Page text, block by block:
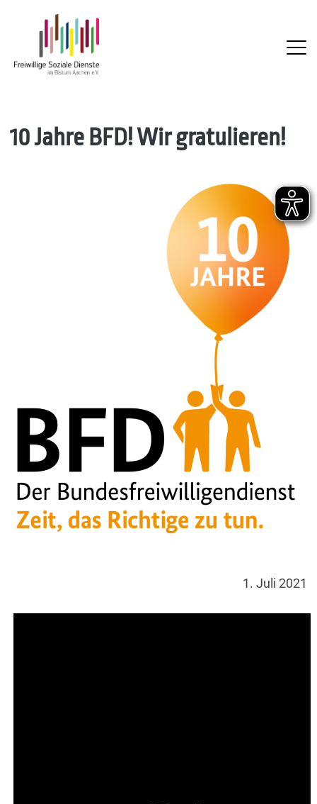
Skip10 Jahre BFD! Wir gratulieren!
1. Juli 2021